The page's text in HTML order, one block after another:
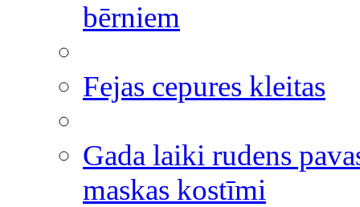
bērniem
Fejas cepures kleitas
Gada laiki rudens
maskas kostīmi